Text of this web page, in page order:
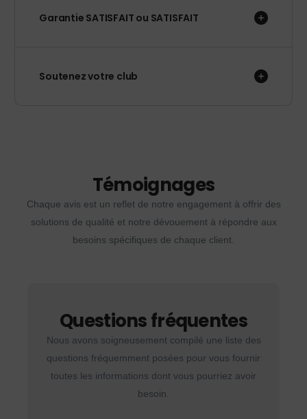
Garantie SATISFAIT ou SATISFAIT
Soutenez votre club
Témoignages
Chaque avis est un reflet de notre engagement à offrir des
solutions de qualité et notre dévouement à répondre aux
besoins spécifiques de chaque client.
Questions fréquentes
Nous avons soigneusement compilé une liste des
questions fréquemment posées pour vous fournir
toutes les informations dont vous pourriez avoir
besoin.